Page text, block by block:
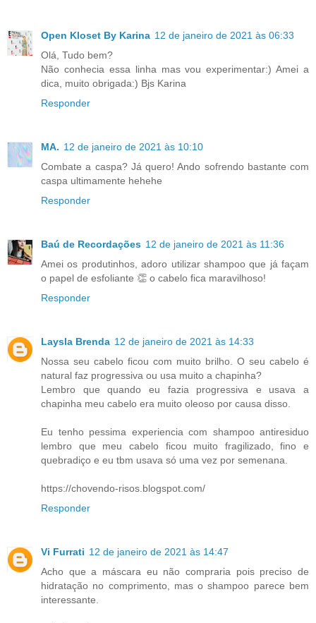
Open Kloset By Karina 12 de janeiro de 2021 às 06:33
Olá, Tudo bem?
Não conhecia essa linha mas vou experimentar:) Amei a
dica, muito obrigada:) Bjs Karina
Responder
MA. 12 de janeiro de 2021 às 10:10
Combate a caspa? Já quero! Ando sofrendo bastante com
caspa ultimamente hehehe
Responder
Baú de Recordações 12 de janeiro de 2021 às 11:36
Amei os produtinhos, adoro utilizar shampoo que já façam
o papel de esfoliante 👏 o cabelo fica maravilhoso!
Responder
Laysla Brenda 12 de janeiro de 2021 às 14:33
Nossa seu cabelo ficou com muito brilho. O seu cabelo é
natural faz progressiva ou usa muito a chapinha?
Lembro que quando eu fazia progressiva e usava a
chapinha meu cabelo era muito oleoso por causa disso.
Eu tenho pessima experiencia com shampoo antiresiduo
lembro que meu cabelo ficou muito fragilizado, fino e
quebradiço e eu tbm usava só uma vez por semenana.
https://chovendo-risos.blogspot.com/
Responder
Vi Furrati 12 de janeiro de 2021 às 14:47
Acho que a máscara eu não compraria pois preciso de
hidratação no comprimento, mas o shampoo parece bem
interessante.